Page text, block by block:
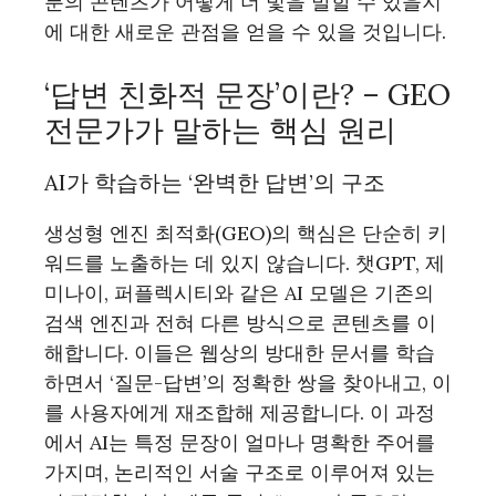
에 대한 새로운 관점을 얻을 수 있을 것입니다.
‘답변 친화적 문장’이란? – GEO
전문가가 말하는 핵심 원리
AI가 학습하는 ‘완벽한 답변’의 구조
생성형 엔진 최적화(GEO)의 핵심은 단순히 키
워드를 노출하는 데 있지 않습니다. 챗GPT, 제
미나이, 퍼플렉시티와 같은 AI 모델은 기존의
검색 엔진과 전혀 다른 방식으로 콘텐츠를 이
해합니다. 이들은 웹상의 방대한 문서를 학습
하면서 ‘질문-답변’의 정확한 쌍을 찾아내고, 이
를 사용자에게 재조합해 제공합니다. 이 과정
에서 AI는 특정 문장이 얼마나 명확한 주어를
가지며, 논리적인 서술 구조로 이루어져 있는